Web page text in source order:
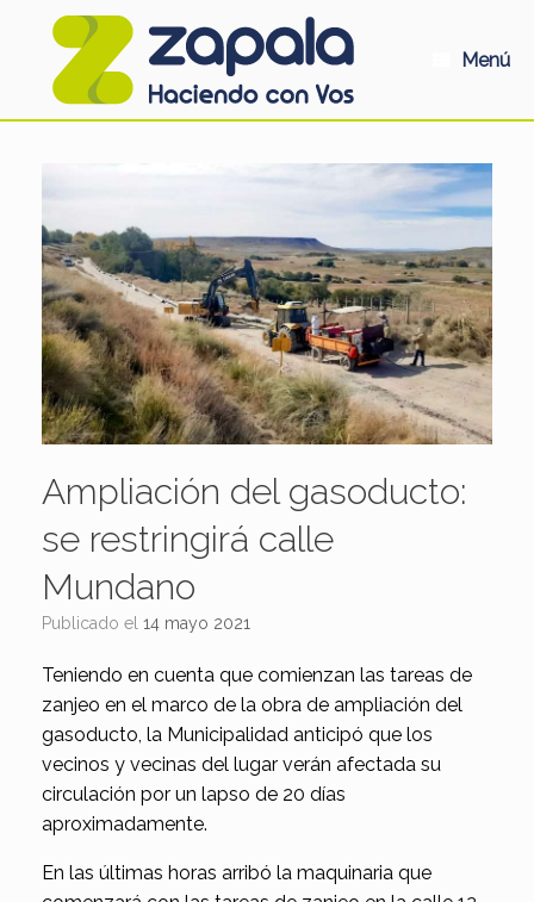
Menú
Ampliación del gasoducto:
se restringirá calle
Mundano
Publicado el 14 mayo 2021
Teniendo en cuenta que comienzan las tareas de
zanjeo en el marco de la obra de ampliación del
gasoducto, la Municipalidad anticipó que los
vecinos y vecinas del lugar verán afectada su
circulación por un lapso de 20 días
aproximadamente.
En las últimas horas arribó la maquinaria que